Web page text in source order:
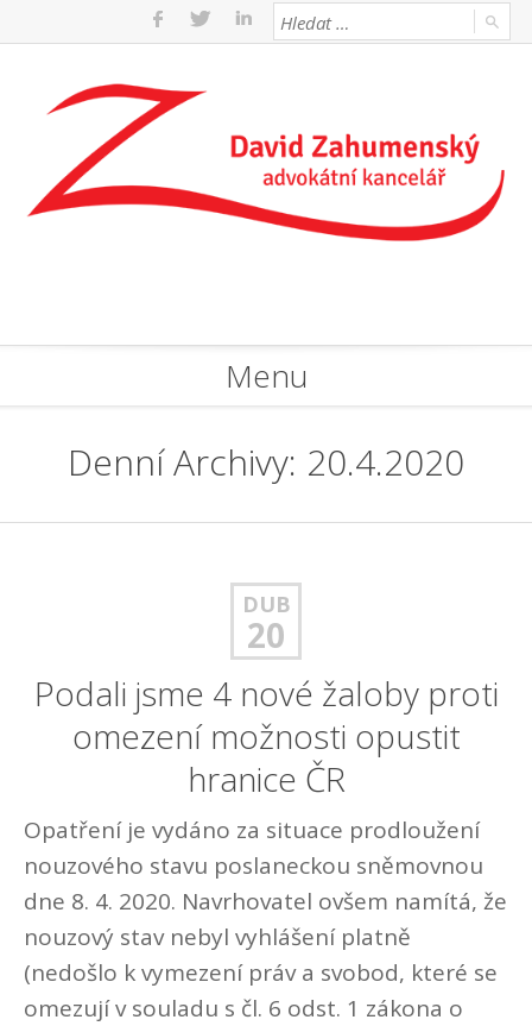
Menu
Denní Archivy: 20.4.2020
DUB
20
Podali jsme 4 nové žaloby proti
omezení možnosti opustit
hranice ČR
Opatření je vydáno za situace prodloužení
nouzového stavu poslaneckou sněmovnou
dne 8. 4. 2020. Navrhovatel ovšem namítá, že
nouzový stav nebyl vyhlášení platně
(nedošlo k vymezení práv a svobod, které se
omezují v souladu s čl. 6 odst. 1 zákona o